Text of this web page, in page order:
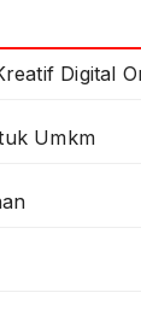
Digital
Umkm